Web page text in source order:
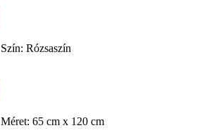
Szín: Rózsaszín
Méret: 65 cm x 120 cm